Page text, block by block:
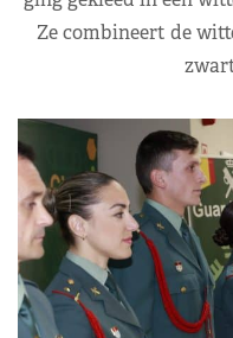
Ze combineert de